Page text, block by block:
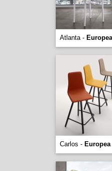
Atlanta - Europea
Carlos - Europea